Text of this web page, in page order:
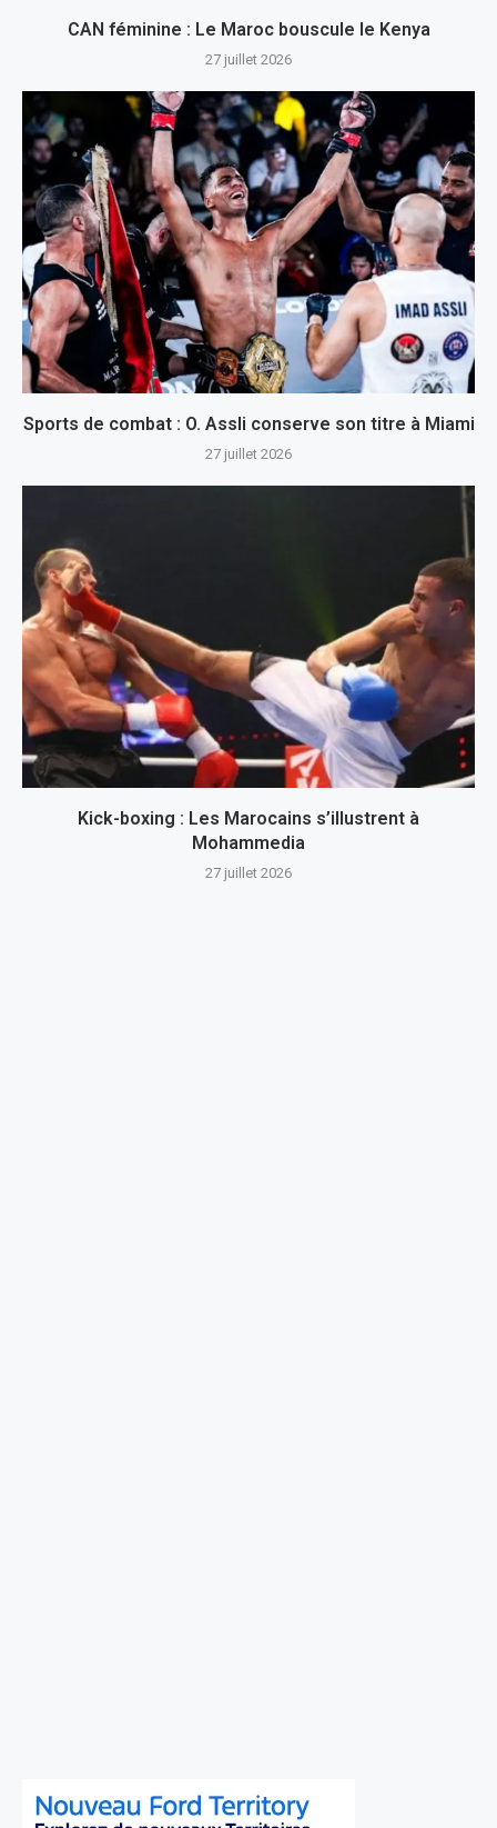
CAN féminine : Le Maroc bouscule le Kenya
27 juillet 2026
Sports de combat : O. Assli conserve son titre à Miami
27 juillet 2026
Kick-boxing : Les Marocains s’illustrent à
Mohammedia
27 juillet 2026